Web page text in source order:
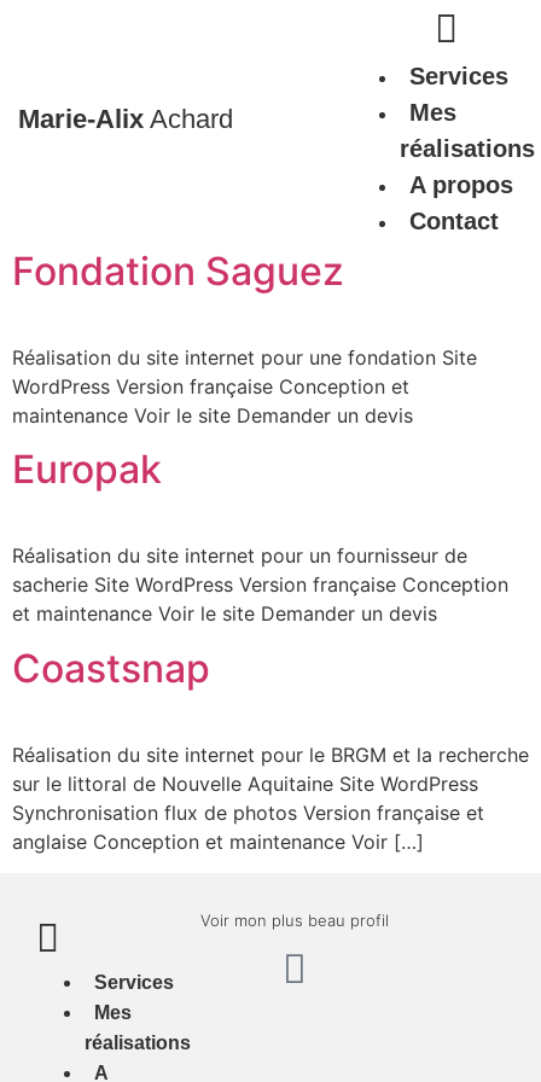
Marie-AlixAchard
Services
Mes
réalisations
A propos
Contact
Fondation Saguez
Réalisation du site internet pour une fondation Site
WordPress Version française Conception et
maintenance Voir le site Demander un devis
Europak
Réalisation du site internet pour un fournisseur de
sacherie Site WordPress Version française Conception
et maintenance Voir le site Demander un devis
Coastsnap
Réalisation du site internet pour le BRGM et la recherche
sur le littoral de Nouvelle Aquitaine Site WordPress
Synchronisation flux de photos Version française et
anglaise Conception et maintenance Voir […]
Services
Mes
réalisations
A
Voir mon plus beau profil